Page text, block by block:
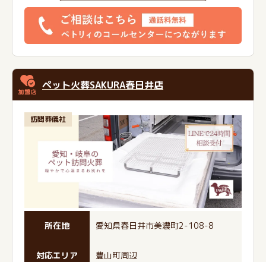
ペット火葬SAKURA春日井店
訪問葬儀社
所在地 愛知県春日井市美濃町2-108-8
対応エリア 豊山町周辺